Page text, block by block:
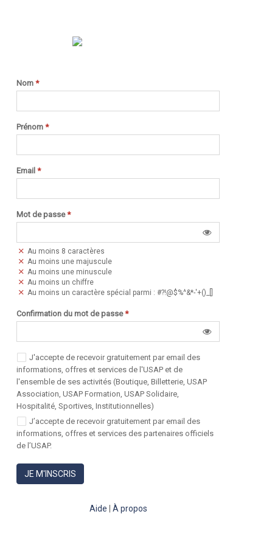
Nom *
Prénom *
Email *
Mot de passe*
Au moins 8 caractères
Au moins une majuscule
Au moins une minuscule
Au moins un chiffre
Au moins un caractère spécial parmi : #?!@$%^&*-'+()_[]
Confirmation du mot de passe*
J'accepte de recevoir gratuitement par email des
informations, offres et services de l'USAP et de
l'ensemble de ses activités (Boutique, Billetterie, USAP
Association, USAP Formation, USAP Solidaire,
Hospitalité, Sportives, Institutionnelles)
J’accepte de recevoir gratuitement par email des
informations, offres et services des partenaires officiels
de l’USAP.
JE M'INSCRIS
Aide À propos